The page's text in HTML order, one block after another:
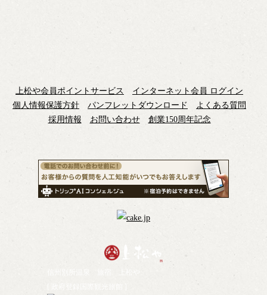
上松や会員ポイントサービス
インターネット会員 ログイン
個人情報保護方針
パンフレットダウンロード
よくある質問
採用情報
お問い合わせ 創業150周年記念